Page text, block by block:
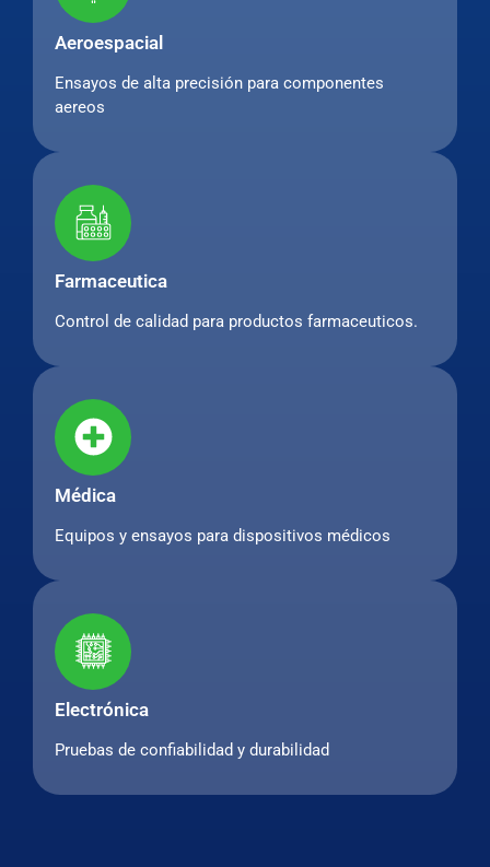
Aeroespacial
Ensayos de alta precisión para componentes
aereos
Farmaceutica
Control de calidad para productos farmaceuticos.
Médica
Equipos y ensayos para dispositivos médicos
Electrónica
Pruebas de confiabilidad y durabilidad